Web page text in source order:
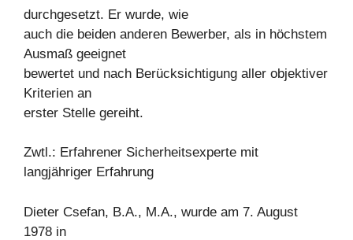
durchgesetzt. Er wurde, wie
auch die beiden anderen Bewerber, als in höchstem
Ausmaß geeignet
bewertet und nach Berücksichtigung aller objektiver
Kriterien an
erster Stelle gereiht.
Zwtl.: Erfahrener Sicherheitsexperte mit
langjähriger Erfahrung
Dieter Csefan, B.A., M.A., wurde am 7. August
1978 in